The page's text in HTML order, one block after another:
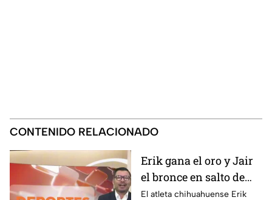
CONTENIDO RELACIONADO
Erik gana el oro y Jair
el bronce en salto de
altura para México:
El atleta chihuahuense Erik